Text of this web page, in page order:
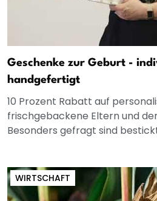
Geschenke zur Geburt -
handgefertigt
10 Prozent Rabatt auf
frischgebackene Eltern und
Besonders gefragt sind
WIRTSCHAFT